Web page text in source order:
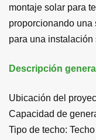
montaje solar para
proporcionando
para una instalación
Descripción
Ubicación del
Capacidad de
Tipo de techo: